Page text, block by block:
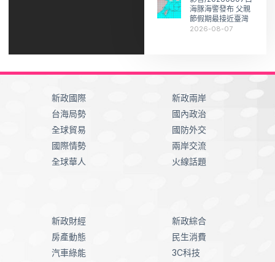
海豚海警發布 父親
節假期最接近臺灣
2026-08-07
新政國際
台海局勢
全球貿易
國際情勢
全球華人
新政兩岸
國內政治
國防外交
兩岸交流
火線話題
新政財經
房產動態
汽車綠能
新政綜合
民生消費
3C科技